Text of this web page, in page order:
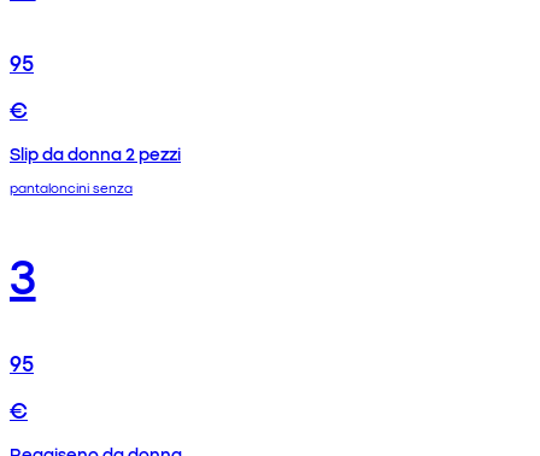
95
€
Slip da donna 2 pezzi
pantaloncini senza
3
95
€